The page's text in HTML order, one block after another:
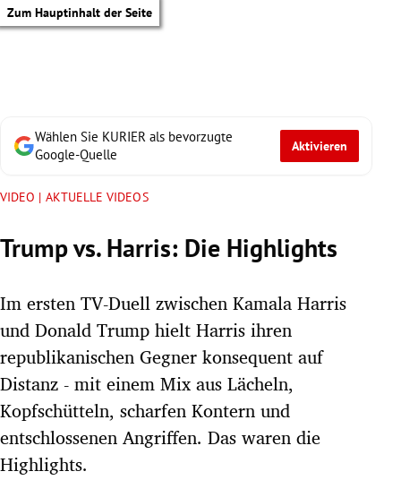
Zum Hauptinhalt der Seite
Untermenü
Untermenü
Untermenü
Wählen Sie KURIER als bevorzugte
Google-Quelle
Aktivieren
VIDEO | AKTUELLE VIDEOS
Trump vs. Harris: Die Highlights
Im ersten TV-Duell zwischen Kamala Harris
und Donald Trump hielt Harris ihren
republikanischen Gegner konsequent auf
Distanz - mit einem Mix aus Lächeln,
Kopfschütteln, scharfen Kontern und
entschlossenen Angriffen. Das waren die
Highlights.